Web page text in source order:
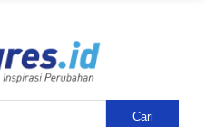
Cari